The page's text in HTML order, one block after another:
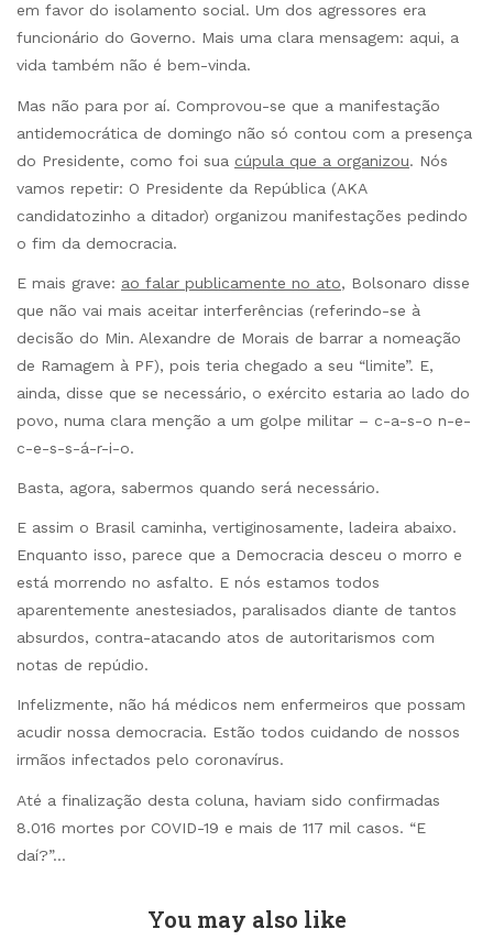
em favor do isolamento social. Um dos agressores era
funcionário do Governo. Mais uma clara mensagem: aqui, a
vida também não é bem-vinda.
Mas não para por aí. Comprovou-se que a manifestação
antidemocrática de domingo não só contou com a presença
do Presidente, como foi sua cúpula que a organizou. Nós
vamos repetir: O Presidente da República (AKA
candidatozinho a ditador) organizou manifestações pedindo
o fim da democracia.
E mais grave: ao falar publicamente no ato, Bolsonaro disse
que não vai mais aceitar interferências (referindo-se à
decisão do Min. Alexandre de Morais de barrar a nomeação
de Ramagem à PF), pois teria chegado a seu “limite”. E,
ainda, disse que se necessário, o exército estaria ao lado do
povo, numa clara menção a um golpe militar – c-a-s-o n-e-
c-e-s-s-á-r-i-o.
Basta, agora, sabermos quando será necessário.
E assim o Brasil caminha, vertiginosamente, ladeira abaixo.
Enquanto isso, parece que a Democracia desceu o morro e
está morrendo no asfalto. E nós estamos todos
aparentemente anestesiados, paralisados diante de tantos
absurdos, contra-atacando atos de autoritarismos com
notas de repúdio.
Infelizmente, não há médicos nem enfermeiros que possam
acudir nossa democracia. Estão todos cuidando de nossos
irmãos infectados pelo coronavírus.
Até a finalização desta coluna, haviam sido confirmadas
8.016 mortes por COVID-19 e mais de 117 mil casos. “E
daí?”…
You may also like